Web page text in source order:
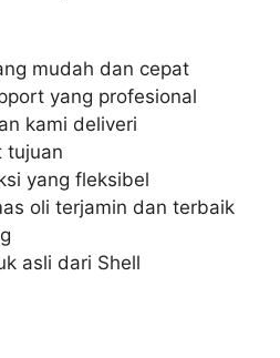
mudah dan cepat
yang profesional
kami deliveri
tujuan
yang fleksibel
oli terjamin dan terbaik
asli dari Shell